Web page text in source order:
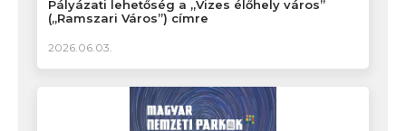
Pályázati lehetőség a „Vizes élőhely város”
(„Ramszari Város”) címre
2026.06.03.